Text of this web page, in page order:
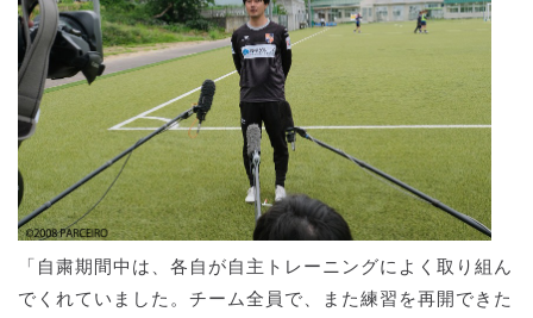
「自粛期間中は、各自が自主トレーニングによく取り組ん
でくれていました。チーム全員で、また練習を再開できた